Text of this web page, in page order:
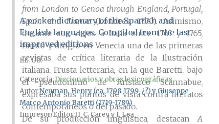
from London to Genoa through England, Portugal,
Spain and France(Londres, 1770). Asimismo,
durante sus viajes a Italia entre 1763 y 1765,
fundó y dirigió en Venecia una de las primeras
revistas de crítica literaria de la Ilustración
italiana, Frusta letteraria, en la que Baretti, bajo
el pseudónimo de Aristarco Scannabue,
expresaba sus puntos de vista contra literatos
contemporáneos o del pasado.
De su producción lingüística, destacanA
A pocket dictionary of the Spanish and
English languages. Compiled from the last
improved editions
EE. UU.
Categoría:Diccionarios y obras lexicográficas
AutorNeuman, Henry (ca. 1798-1799-¿?) y Giuseppe
Marco Antonio Baretti (1719-1789)
Impresor/EditorH. C. Carey y I. Lea